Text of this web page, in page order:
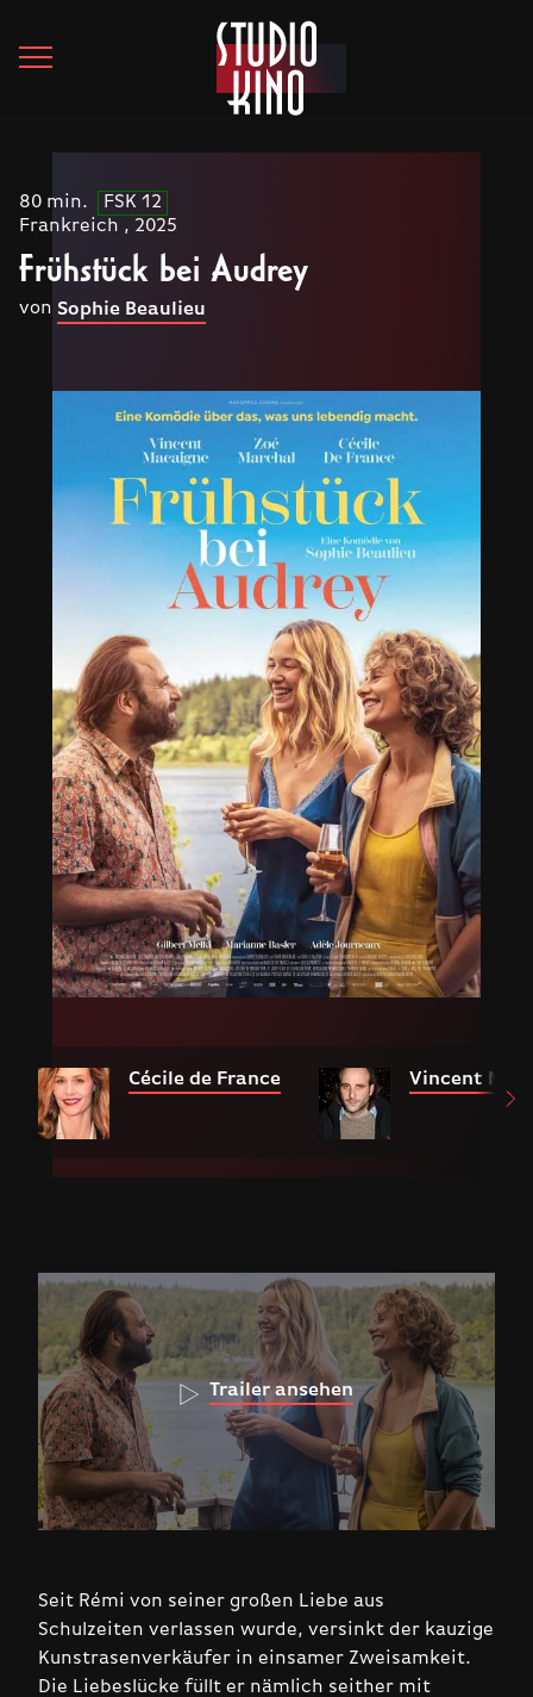
80 min.
FSK 12
Frankreich , 2025
Frühstück bei Audrey
von Sophie Beaulieu
Cécile de France Vincent
Trailer ansehen
Seit Rémi von seiner großen Liebe aus
Schulzeiten verlassen wurde, versinkt der kauzige
Kunstrasenverkäufer in einsamer Zweisamkeit.
Die Liebeslücke füllt er nämlich seither mit